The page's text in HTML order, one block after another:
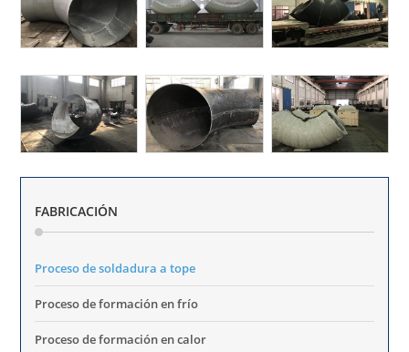
FABRICACIÓN
Proceso de soldadura a tope
Proceso de formación en frío
Proceso de formación en calor